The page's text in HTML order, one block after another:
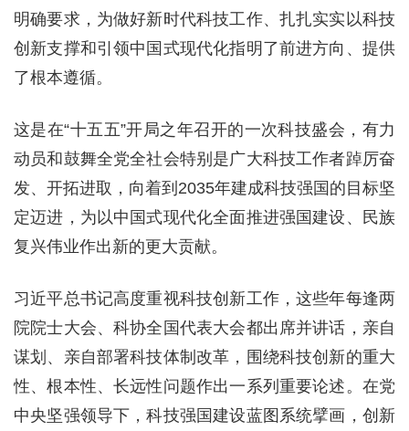
明确要求，为做好新时代科技工作、扎扎实实以科技
创新支撑和引领中国式现代化指明了前进方向、提供
了根本遵循。
这是在“十五五”开局之年召开的一次科技盛会，有力
动员和鼓舞全党全社会特别是广大科技工作者踔厉奋
发、开拓进取，向着到2035年建成科技强国的目标坚
定迈进，为以中国式现代化全面推进强国建设、民族
复兴伟业作出新的更大贡献。
习近平总书记高度重视科技创新工作，这些年每逢两
院院士大会、科协全国代表大会都出席并讲话，亲自
谋划、亲自部署科技体制改革，围绕科技创新的重大
性、根本性、长远性问题作出一系列重要论述。在党
中央坚强领导下，科技强国建设蓝图系统擘画，创新